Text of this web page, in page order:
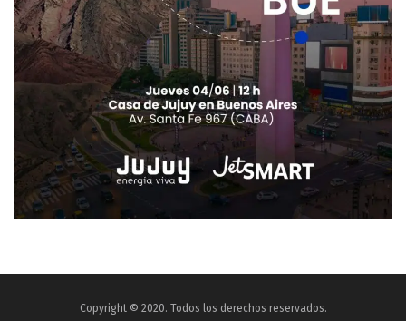
Copyright © 2020. Todos los derechos reservados.